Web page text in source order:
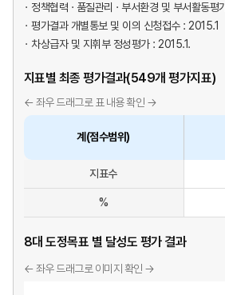
정책협력 · 품질관리 · 부서환경 및 부서활동
평가결과 개별통보 및 이의 신청접수 : 2015.1
차상급자 및 지휘부 정성평가 : 2015.1.
지표별 최종 평가결과(549개 평가지표)
계(점수범위)
지표수
%
8대 도정목표 별 달성도 평가 결과